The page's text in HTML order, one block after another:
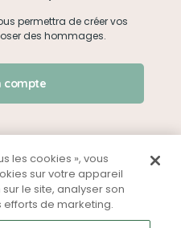
nous ?
Facebook
permettra de créer vos
des hommages.
compte
Politique de confidentialité
les cookies », vous
sur votre appareil
le site, analyser son
efforts de marketing.